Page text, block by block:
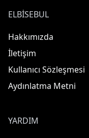
ELBISEBUL
Hakkımızda
İletişim
Kullanıcı Sözleşmesi
Aydınlatma Metni
YARDIM